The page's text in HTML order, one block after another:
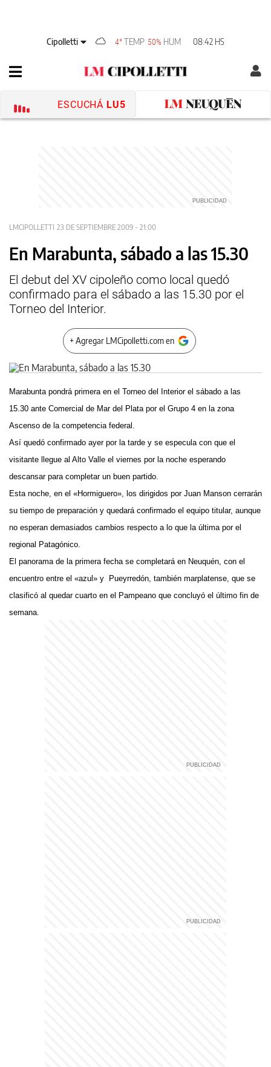
Cipolletti 4° TEMP 50% HUM 08:42 HS
ESCUCHÁ LU5
LMCIPOLLETTI 23 DE SEPTIEMBRE 2009 - 21:00
En Marabunta, sábado a las 15.30
El debut del XV cipoleño como local quedó
confirmado para el sábado a las 15.30 por el
Torneo del Interior.
+ Agregar LMCipolletti.com en
Marabunta pondrá primera en el Torneo del Interior el sábado a las
15.30 ante Comercial de Mar del Plata por el Grupo 4 en la zona
Ascenso de la competencia federal.
Así quedó confirmado ayer por la tarde y se especula con que el
visitante llegue al Alto Valle el viernes por la noche esperando
descansar para completar un buen partido.
Esta noche, en el «Hormiguero», los dirigidos por Juan Manson cerrarán
su tiempo de preparación y quedará confirmado el equipo titular, aunque
no esperan demasiados cambios respecto a lo que la última por el
regional Patagónico.
El panorama de la primera fecha se completará en Neuquén, con el
encuentro entre el «azul» y Pueyrredón, también marplatense, que se
clasificó al quedar cuarto en el Pampeano que concluyó el último fin de
semana.